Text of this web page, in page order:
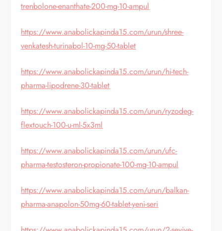
trenbolone-enanthate-200-mg-10-ampul
https://www.anabolickapinda15.com/urun/shree-
venkatesh-turinabol-10-mg-50-tablet
https://www.anabolickapinda15.com/urun/hi-tech-
pharma-lipodrene-30-tablet
https://www.anabolickapinda15.com/urun/ryzodeg-
flextouch-100-u-ml-5x3ml
https://www.anabolickapinda15.com/urun/ufc-
pharma-testosteron-propionate-100-mg-10-ampul
https://www.anabolickapinda15.com/urun/balkan-
pharma-anapolon-50mg-60-tablet-yeni-seri